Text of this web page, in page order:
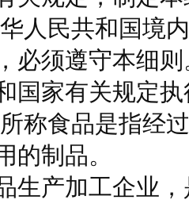
人民共和国境
必须遵守本细
国家有关规定
称食品是指经
制品。
生产加工企业